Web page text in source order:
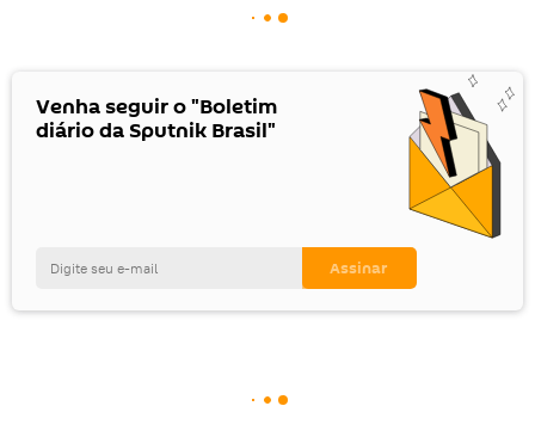
Venha seguir o "Boletim
diário da Sputnik Brasil"